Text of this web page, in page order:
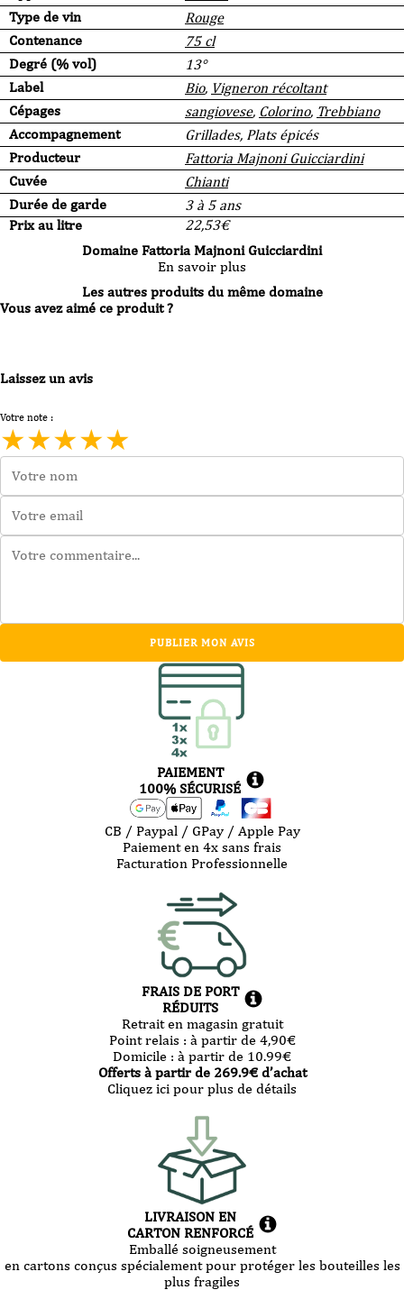
Type de vin
Rouge
Contenance
75 cl
Degré (% vol)
13°
Label
Bio, Vigneron récoltant
Cépages
sangiovese, Colorino, Trebbiano
Accompagnement
Grillades, Plats épicés
Producteur
Fattoria Majnoni Guicciardini
Cuvée
Chianti
Durée de garde
3 à 5 ans
Prix au litre
22,53€
Domaine Fattoria Majnoni Guicciardini
En savoir plus
Les autres produits du même domaine
Vous avez aimé ce produit ?
Laissez un avis
Votre note :
★★★★★
PUBLIER MON AVIS
PAIEMENT
100% SÉCURISÉ
CB / Paypal / GPay / Apple Pay
Paiement en 4x sans frais
Facturation Professionnelle
FRAIS DE PORT
RÉDUITS
Retrait en magasin gratuit
Point relais : à partir de 4,90€
Domicile : à partir de 10.99€
Offerts à partir de 269.9€ d’achat
Cliquez ici pour plus de détails
LIVRAISON EN
CARTON RENFORCÉ
Emballé soigneusement
en cartons conçus spécialement pour protéger les bouteilles les
plus fragiles